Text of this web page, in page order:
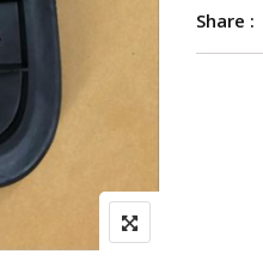
Share :